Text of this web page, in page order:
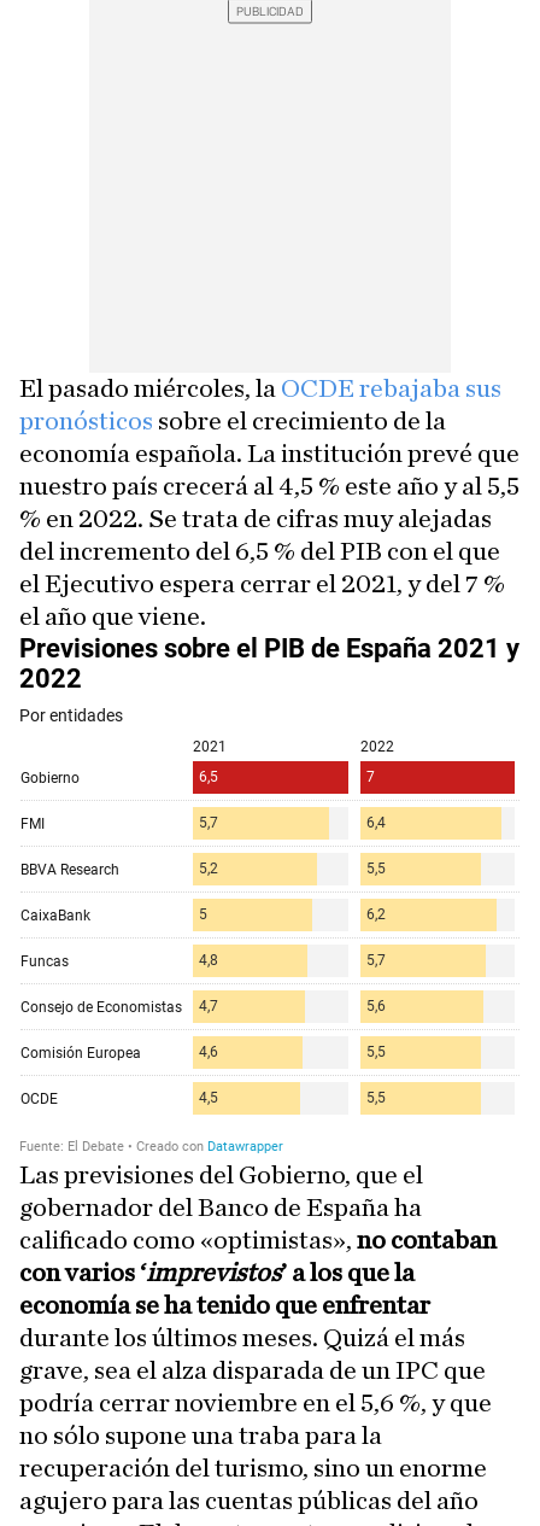
El pasado miércoles, la OCDE rebajaba sus
pronósticos sobre el crecimiento de la
economía española. La institución prevé que
nuestro país crecerá al 4,5 % este año y al 5,5
% en 2022. Se trata de cifras muy alejadas
del incremento del 6,5 % del PIB con el que
el Ejecutivo espera cerrar el 2021, y del 7 %
el año que viene.
Las previsiones del Gobierno, que el
gobernador del Banco de España ha
calificado como «optimistas», no contaban
con varios ‘imprevistos’ a los que la
economía se ha tenido que enfrentar
durante los últimos meses. Quizá el más
grave, sea el alza disparada de un IPC que
podría cerrar noviembre en el 5,6 %, y que
no sólo supone una traba para la
recuperación del turismo, sino un enorme
agujero para las cuentas públicas del año